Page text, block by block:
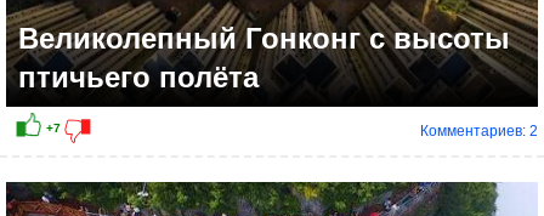
Великолепный Гонконг с высоты
птичьего полёта
Комментариев: 2